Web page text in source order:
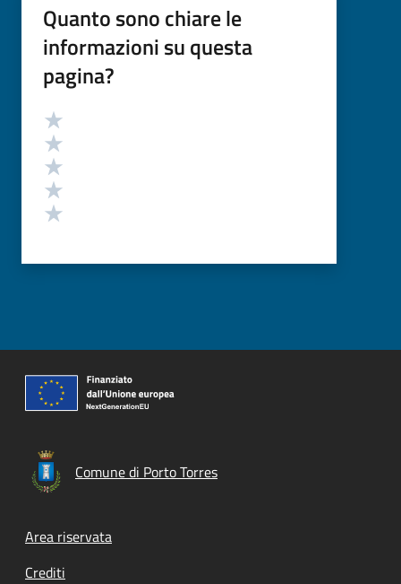
Quanto sono chiare le
informazioni su questa
pagina?
Valutazione
Comune di Porto Torres
Footer menu
Area riservata
Crediti